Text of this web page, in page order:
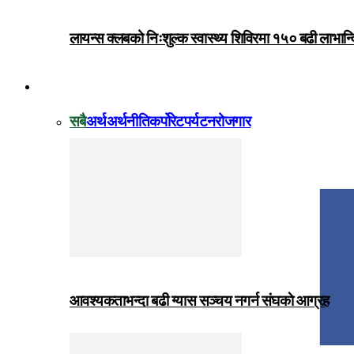
लायन्स क्लबको निःशुल्क स्वास्थ्य शिविरमा १५० बढी
सबैअर्थअर्थनीतिकर्पोरेटपर्यटनरोजगार
आवश्यकताभन्दा बढी ग्यास सञ्चय नगर्न संघकाे आग्रह